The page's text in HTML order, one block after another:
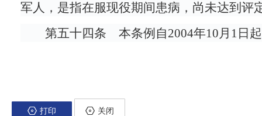
军人，是指在服现役期间患病，尚未达到评
第五十四条 本条例自2004年10月1日
打印 关闭